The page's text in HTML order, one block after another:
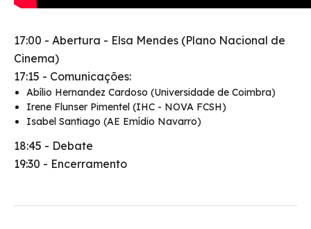
17:00 - Abertura - Elsa Mendes (Plano Nacional de
Cinema)
17:15 - Comunicações:
Abílio Hernandez Cardoso (Universidade de Coimbra)
Irene Flunser Pimentel (IHC - NOVA FCSH)
Isabel Santiago (AE Emídio Navarro)
18:45 - Debate
19:30 - Encerramento